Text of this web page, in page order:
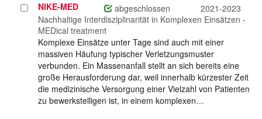
Projekt
auswählen
NIKE-MED abgeschlossen
2021-2023
Nachhaltige Interdisziplinarität in Komplexen Einsätzen -
MEDical treatment
Komplexe Einsätze unter Tage sind auch mit einer
massiven Häufung typischer Verletzungsmuster
verbunden. Ein Massenanfall stellt an sich bereits eine
große Herausforderung dar, weil innerhalb kürzester Zeit
die medizinische Versorgung einer Vielzahl von Patienten
zu bewerkstelligen ist, in einem komplexen…